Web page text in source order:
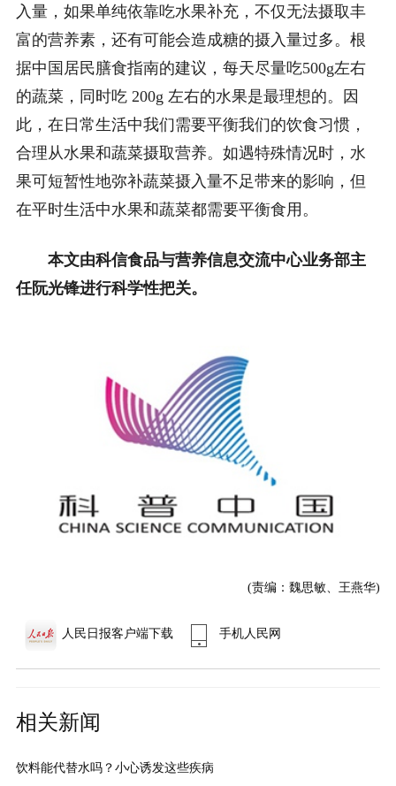
入量，如果单纯依靠吃水果补充，不仅无法摄取丰
富的营养素，还有可能会造成糖的摄入量过多。根
据中国居民膳食指南的建议，每天尽量吃500g左右
的蔬菜，同时吃 200g 左右的水果是最理想的。因
此，在日常生活中我们需要平衡我们的饮食习惯，
合理从水果和蔬菜摄取营养。如遇特殊情况时，水
果可短暂性地弥补蔬菜摄入量不足带来的影响，但
在平时生活中水果和蔬菜都需要平衡食用。
本文由科信食品与营养信息交流中心业务部主
任阮光锋进行科学性把关。
(责编：魏思敏、王燕华)
人民日报客户端下载 手机人民网
相关新闻
饮料能代替水吗？小心诱发这些疾病